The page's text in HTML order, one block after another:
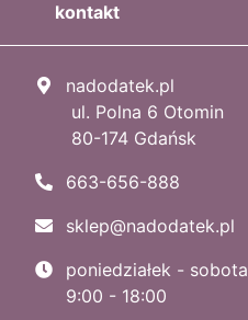
kontakt
nadodatek.pl
ul. Polna 6 Otomin
80-174 Gdańsk
663-656-888
sklep@nadodatek.pl
poniedziałek - sobota
9:00 - 18:00